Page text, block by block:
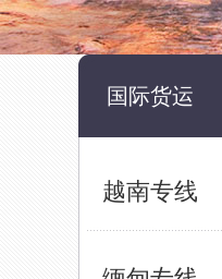
国际货运
越南专线